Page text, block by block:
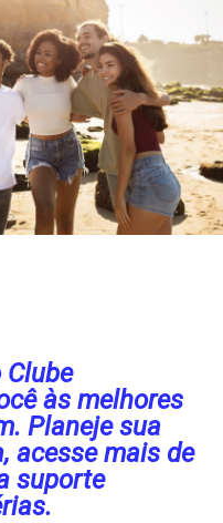
às melhores
Planeje sua
acesse mais de
suporte